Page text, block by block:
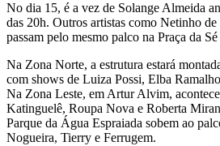
No dia 15, é a vez de Solange Almeida
das 20h. Outros artistas como Netinho
passam pelo mesmo palco na Praça da
Na Zona Norte, a estrutura estará
com shows de Luiza Possi, Elba
Na Zona Leste, em Artur Alvim,
Katinguelê, Roupa Nova e Roberta
Parque da Água Espraiada sobem ao
Nogueira, Tierry e Ferrugem.